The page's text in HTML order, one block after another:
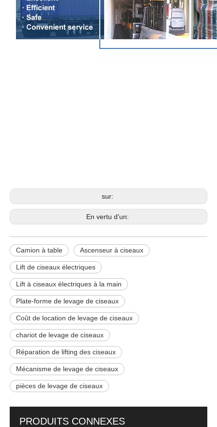
sur:
En vertu d'un:
Camion à table Ascenseur à ciseaux
Lift de ciseaux électriques
Lift à ciseaux électriques à la main
Plate-forme de levage de ciseaux
Coût de location de levage de ciseaux
chariot de levage de ciseaux
Réparation de lifting des ciseaux
Mécanisme de levage de ciseaux
pièces de levage de ciseaux
PRODUITS CONNEXES